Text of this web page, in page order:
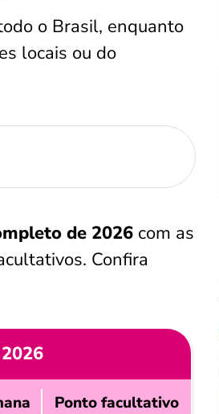
o Brasil, enquanto
locais ou do
de 2026 com as
Confira
Ponto facultativo